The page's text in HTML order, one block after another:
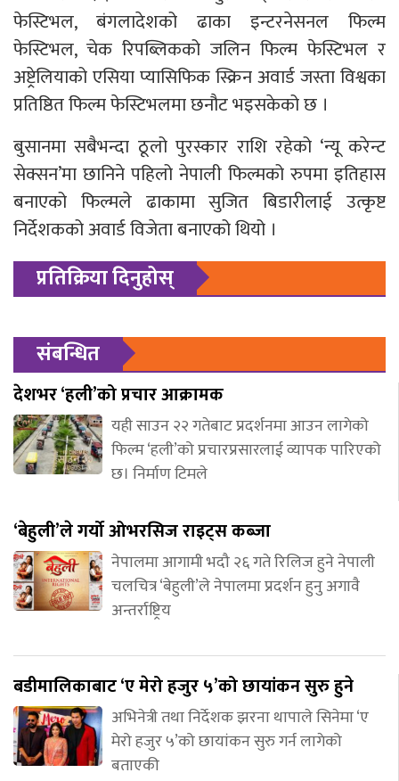
फेस्टिभल, बंगलादेशको ढाका इन्टरनेसनल फिल्म
फेस्टिभल, चेक रिपब्लिकको जलिन फिल्म फेस्टिभल र
अष्ट्रेलियाको एसिया प्यासिफिक स्क्रिन अवार्ड जस्ता विश्वका
प्रतिष्ठित फिल्म फेस्टिभलमा छनौट भइसकेको छ ।
बुसानमा सबैभन्दा ठूलो पुरस्कार राशि रहेको ‘न्यू करेन्ट
सेक्सन’मा छानिने पहिलो नेपाली फिल्मको रुपमा इतिहास
बनाएको फिल्मले ढाकामा सुजित बिडारीलाई उत्कृष्ट
निर्देशकको अवार्ड विजेता बनाएको थियो ।
प्रतिक्रिया दिनुहोस्
संबन्धित
देशभर ‘हली’को प्रचार आक्रामक
यही साउन २२ गतेबाट प्रदर्शनमा आउन लागेको
फिल्म ‘हली’को प्रचारप्रसारलाई व्यापक पारिएको
छ। निर्माण टिमले
‘बेहुली’ले गर्यो ओभरसिज राइट्स कब्जा
नेपालमा आगामी भदौ २६ गते रिलिज हुने नेपाली
चलचित्र ‘बेहुली’ले नेपालमा प्रदर्शन हुनु अगावै
अन्तर्राष्ट्रिय
बडीमालिकाबाट ‘ए मेरो हजुर ५’को छायांकन सुरु हुने
अभिनेत्री तथा निर्देशक झरना थापाले सिनेमा ‘ए
मेरो हजुर ५’को छायांकन सुरु गर्न लागेको
बताएकी